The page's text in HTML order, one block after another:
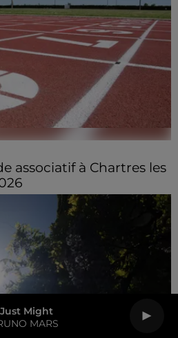
Might
MARS
associatif à Chartres les